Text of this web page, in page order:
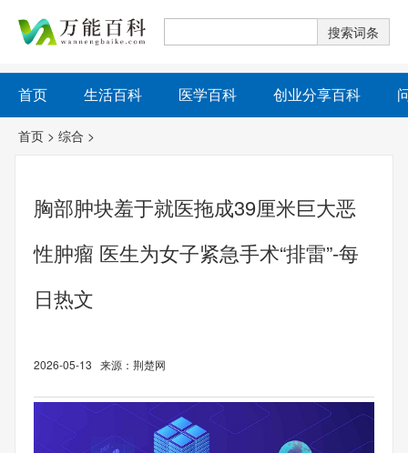
首页 生活百科 医学百科 创业分享百科
首页 > 综合 >
胸部肿块羞于就医拖成39厘米巨大恶
性肿瘤 医生为女子紧急手术“排雷”-每
日热文
2026-05-13 来源：荆楚网